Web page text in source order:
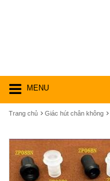
MENU
Trang chủ Giác hút chân không